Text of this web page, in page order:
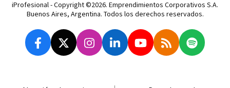
iProfesional - Copyright ©2026. Emprendimientos Corporativos S.A.
Buenos Aires, Argentina. Todos los derechos reservados.